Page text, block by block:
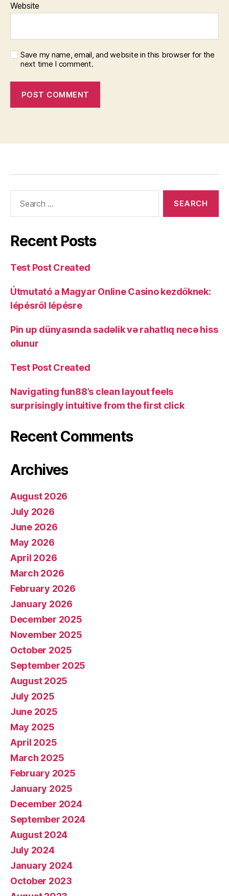
Website
Save my name, email, and website in this browser for the
next time I comment.
Recent Posts
Test Post Created
Útmutató a Magyar Online Casino kezdőknek:
lépésről lépésre
Pin up dünyasında sadəlik və rahatlıq necə hiss
olunur
Test Post Created
Navigating fun88’s clean layout feels
surprisingly intuitive from the first click
Recent Comments
Archives
August 2026
July 2026
June 2026
May 2026
April 2026
March 2026
February 2026
January 2026
December 2025
November 2025
October 2025
September 2025
August 2025
July 2025
June 2025
May 2025
April 2025
March 2025
February 2025
January 2025
December 2024
September 2024
August 2024
July 2024
January 2024
October 2023